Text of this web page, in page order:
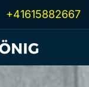
+41615882667